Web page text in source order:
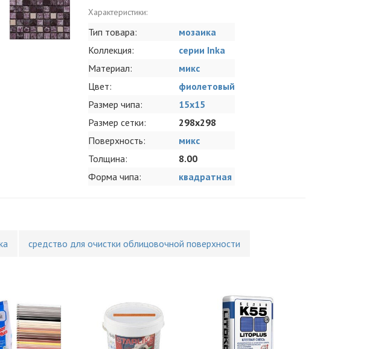
Характеристики:
Тип товара:
мозаика
Коллекция:
серии Inka
Материал:
микс
Цвет:
фиолетовый
Размер чипа:
15x15
Размер сетки:
298x298
Поверхность:
микс
Толщина:
8.00
Форма чипа:
квадратная
средство для очистки облицовочной поверхности